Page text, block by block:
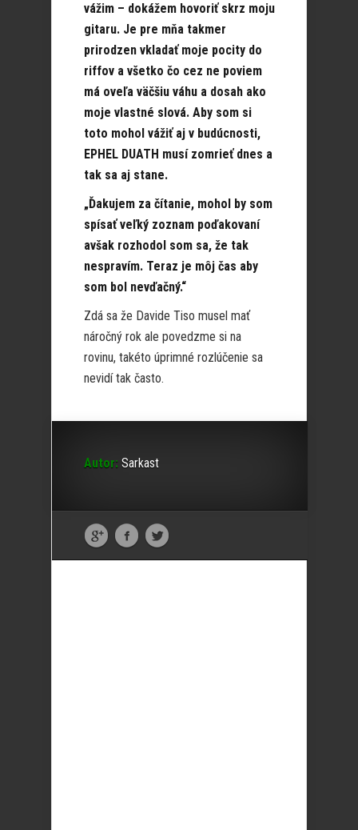
vážim – dokážem hovoriť skrz moju
gitaru. Je pre mňa takmer
prirodzen vkladať moje pocity do
riffov a všetko čo cez ne poviem
má oveľa väčšiu váhu a dosah ako
moje vlastné slová. Aby som si
toto mohol vážiť aj v budúcnosti,
EPHEL DUATH musí zomrieť dnes a
tak sa aj stane.
„Ďakujem za čítanie, mohol by som
spísať veľký zoznam poďakovaní
avšak rozhodol som sa, že tak
nespravím. Teraz je môj čas aby
som bol nevďačný.“
Zdá sa že Davide Tiso musel mať
náročný rok ale povedzme si na
rovinu, takéto úprimné rozlúčenie sa
nevidí tak často.
Autor: Sarkast